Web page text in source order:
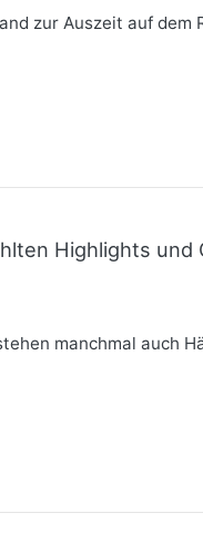
zur Auszeit auf
Highlights
manchmal